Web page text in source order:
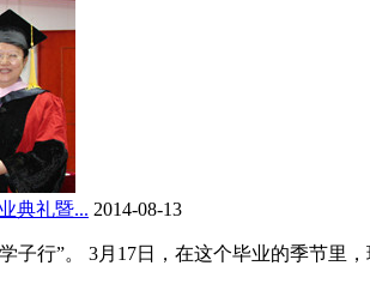
典礼暨... 2014-08-13
子行”。 3月17日，在这个毕业的季节里